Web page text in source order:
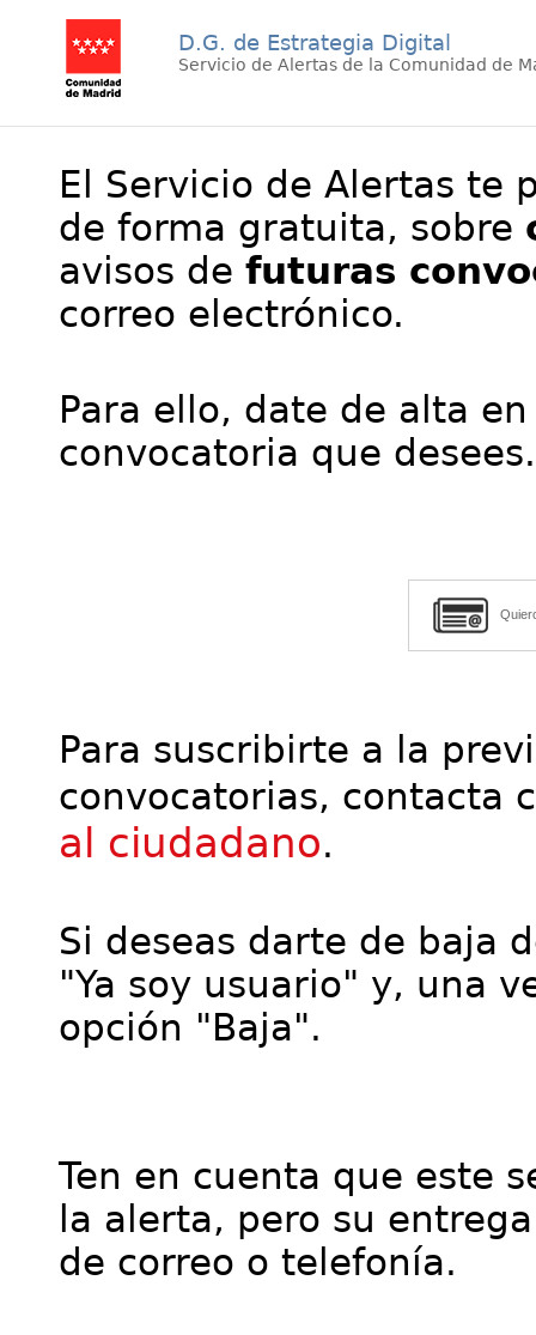
D.G. de Estrategia Digital
Servicio de Alertas de la Comunidad de
El Servicio de Alertas te
de forma gratuita, sobre
avisos de futuras
correo electrónico.
Para ello, date de alta
convocatoria que desees.
Para suscribirte a la
convocatorias, contacta
al ciudadano.
Si deseas darte de baja
"Ya soy usuario" y, una
opción "Baja".
Ten en cuenta que este
la alerta, pero su
de correo o telefonía.